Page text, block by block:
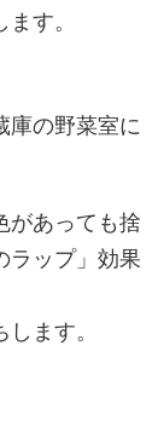
す。
庫の野菜室に
があっても捨
ラップ」効果
ます。